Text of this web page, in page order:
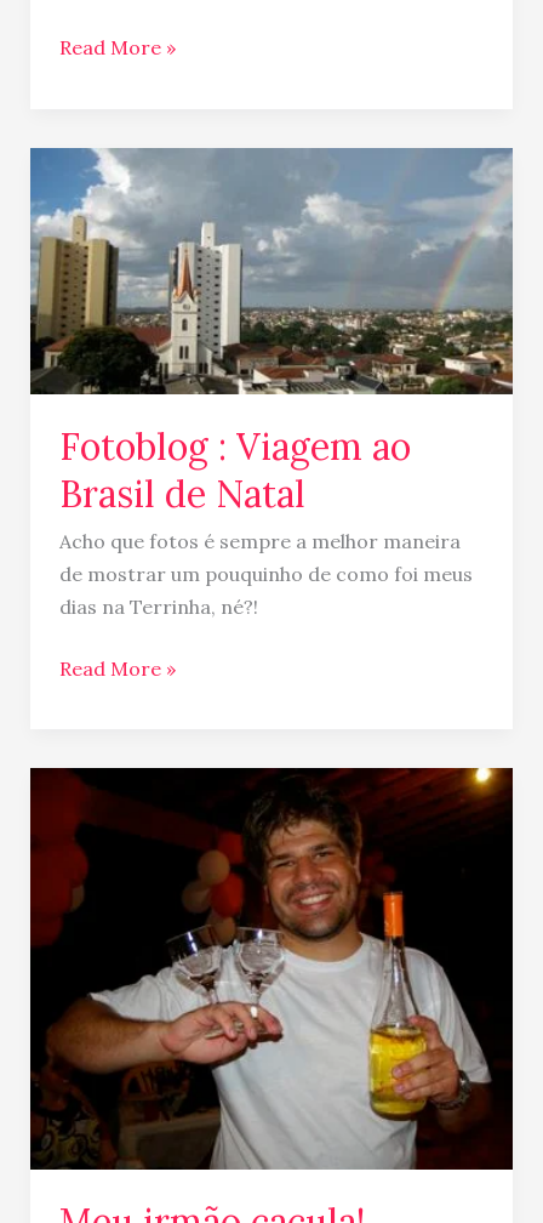
PARTICIPE!!!
Read More »
Fotoblog : Viagem ao
Brasil de Natal
Acho que fotos é sempre a melhor maneira
de mostrar um pouquinho de como foi meus
dias na Terrinha, né?!
Fotoblog
Viagem
ao
Brasil
de
Natal
Read More »
Meu
irmão
caçula!